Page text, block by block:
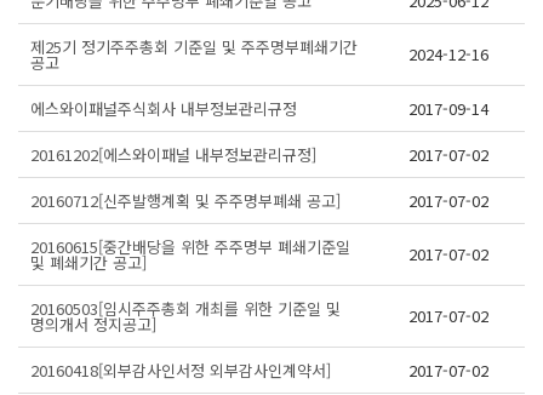
제25기 정기주주총회 기준일 및 주주명부폐쇄기간
공고 2024-12-16
에스와이패널주식회사 내부정보관리규정
2017-09-14
20161202[에스와이패널 내부정보관리규정]
2017-07-02
20160712[신주발행계획 및 주주명부폐쇄 공고]
2017-07-02
20160615[중간배당을 위한 주주명부 폐쇄기준일
및 폐쇄기간 공고] 2017-07-02
20160503[임시주주총회 개최를 위한 기준일 및
명의개서 정지공고] 2017-07-02
20160418[외부감사인서정 외부감사인계약서]
2017-07-02